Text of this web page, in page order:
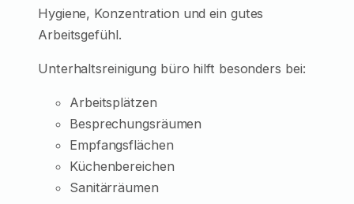
Hygiene, Konzentration und ein gutes
Arbeitsgefühl.
Unterhaltsreinigung büro hilft besonders bei:
Arbeitsplätzen
Besprechungsräumen
Empfangsflächen
Küchenbereichen
Sanitärräumen